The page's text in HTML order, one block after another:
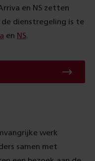
en NS zetten
dienstregeling is te
en NS
werk
samen met